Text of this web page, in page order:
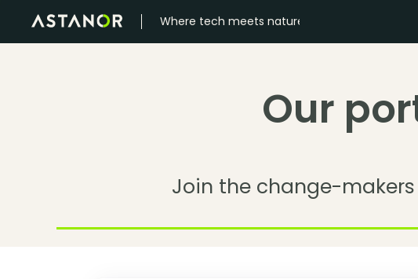
Where tech meets nature
Our
Join the change-